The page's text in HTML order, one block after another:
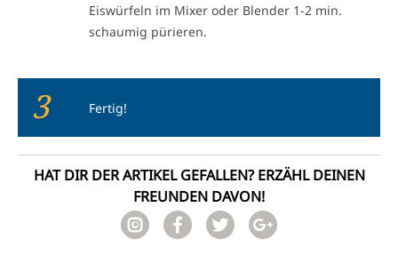
Eiswürfeln im Mixer oder Blender 1-2 min.
schaumig pürieren.
3 Fertig!
HAT DIR DER ARTIKEL GEFALLEN? ERZÄHL DEINEN
FREUNDEN DAVON!